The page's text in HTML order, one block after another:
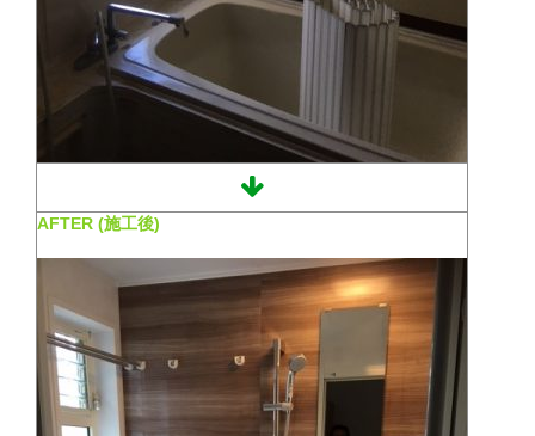
AFTER (施工後)